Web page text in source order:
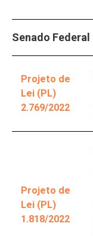
Senado Federal
Projeto de
Lei (PL)
2.769/2022
Projeto de
Lei (PL)
1.818/2022